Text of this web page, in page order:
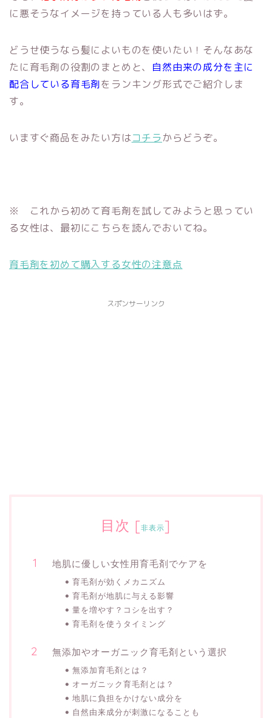
に悪そうなイメージを持っている人も多いはず。
どうせ使うなら髪によいものを使いたい！そんなあな
たに育毛剤の役割のまとめと、 自然由来の成分を主に
配合している育毛剤をランキング形式でご紹介しま
す。
いますぐ商品をみたい方はコチラ からどうぞ。
※ これから初めて育毛剤を試してみようと思ってい
る女性は、最初にこちらを読んでおいてね。
育毛剤を初めて購入する女性の注意点
スポンサーリンク
目次 [非表示]
地肌に優しい女性用育毛剤でケアを
育毛剤が効くメカニズム
育毛剤が地肌に与える影響
量を増やす？コシを出す？
育毛剤を使うタイミング
無添加やオーガニック育毛剤という選択
無添加育毛剤とは？
オーガニック育毛剤とは？
地肌に負担をかけない成分を
自然由来成分が刺激になることも